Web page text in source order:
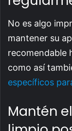
No es algo
mantener su
recomendable
como así
específicos
Mantén